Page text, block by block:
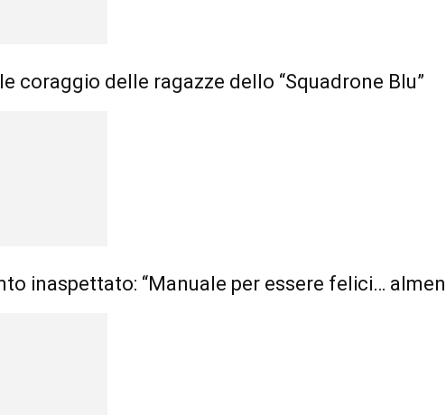
coraggio delle ragazze dello “Squadrone Blu”
inaspettato: “Manuale per essere felici…